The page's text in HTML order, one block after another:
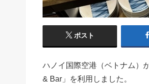
ポスト
ハノイ国際空港（ベトナム）
& Bar」を利用しました。